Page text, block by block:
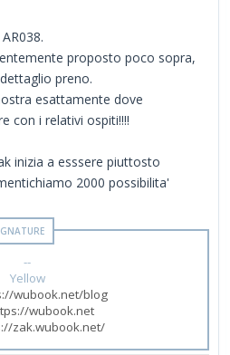
proposto poco sopra,
preno.
esattamente dove
con i relativi ospiti!!!!
inizia a esssere piuttosto
2000 possibilita'
--
Yellow
wubook.net/blog
wubook.net
zak.wubook.net/